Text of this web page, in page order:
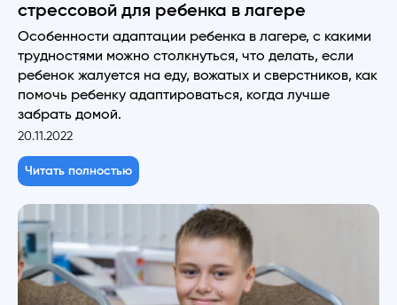
стрессовой для ребенка в лагере
Особенности адаптации ребенка в лагере, с какими
трудностями можно столкнуться, что делать, если
ребенок жалуется на еду, вожатых и сверстников, как
помочь ребенку адаптироваться, когда лучше
забрать домой.
20.11.2022
Читать полностью